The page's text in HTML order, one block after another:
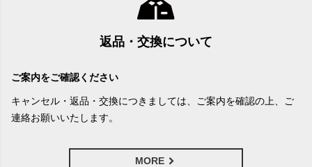
返品・交換について
ご案内をご確認ください
キャンセル・返品・交換につきましては、ご案内を確認の上、ご
連絡お願いいたします。
MORE